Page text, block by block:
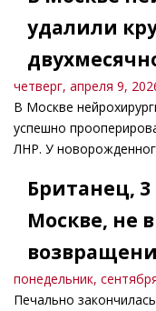
удалили
четверг, апреля 9,
В Москве
успешно
ЛНР. У
Британец,
Москве, не
понедельник,
Печально